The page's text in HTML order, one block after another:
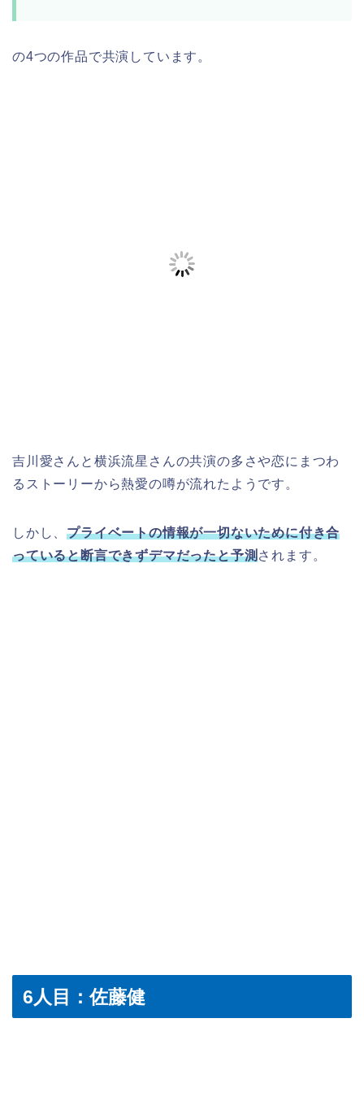
の4つの作品で共演しています。
吉川愛さんと横浜流星さんの共演の多さや恋にまつわ
るストーリーから熱愛の噂が流れたようです。
しかし、プライベートの情報が一切ないために付き合
っていると断言できずデマだったと予測されます。
6人目：佐藤健